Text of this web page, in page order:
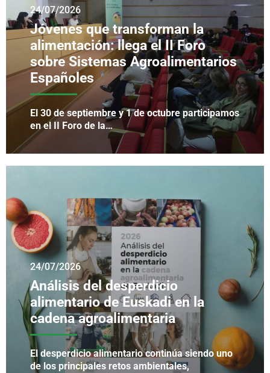
24/07/2026
Jóvenes que transforman la
alimentación: llega el II Foro
sobre Sistemas Agroalimentarios
Españoles
El 30 de septiembre y 1 de octubre participamos
en el II Foro de la…
24/07/2026
Análisis del desperdicio
alimentario de Euskadi en la
cadena agroalimentaria
El desperdicio alimentario continúa siendo uno
de los principales retos ambientales,